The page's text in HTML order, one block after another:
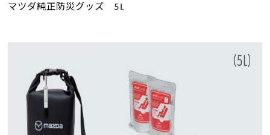
マツダ純正防災グッズ 5L